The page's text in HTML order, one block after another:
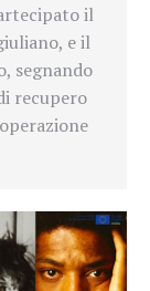
il
e il
segnando
recupero